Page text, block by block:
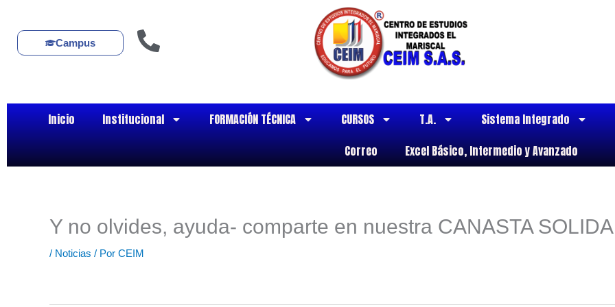
contenido
Campus
Inicio Institucional FORMACIÓN TÉCNICA CURSOS T.A. Sistema Integrado
Correo
Excel Básico, Intermedio y Avanzado
Y no olvides, ayuda- comparte en nuestra CANASTA
/ Noticias / Por CEIM